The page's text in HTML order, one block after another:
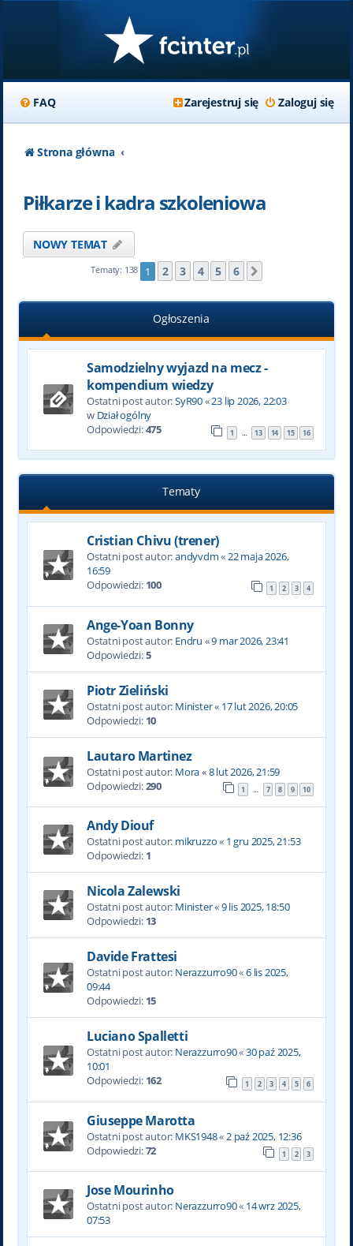
FAQ Zaloguj się
Zarejestruj się
Strona główna
Piłkarze i kadra szkoleniowa
NOWY TEMAT
Tematy: 138 1 2 3 4 5 6
Ogłoszenia
Samodzielny wyjazd na mecz -
kompendium wiedzy
Ostatni post autor:SyR90«23 lip 2026, 22:03
w Dział ogólny
Odpowiedzi:475 1 … 13 14 15 16
Tematy
Cristian Chivu (trener)
Ostatni post autor:andyvdm«22 maja 2026,
16:59
Odpowiedzi: 100 1 2 3 4
Ange-Yoan Bonny
Ostatni post autor: Endru «9 mar 2026, 23:41
Odpowiedzi:5
Piotr Zieliński
Ostatni post autor: Minister« 17 lut 2026, 20:05
Odpowiedzi: 10
Lautaro Martinez
Ostatni post autor: Mora«8 lut 2026, 21:59
Odpowiedzi:290 1 … 7 8 9 10
Andy Diouf
Ostatni post autor: mikruzzo« 1 gru 2025, 21:53
Odpowiedzi: 1
Nicola Zalewski
Ostatni post autor: Minister«9 lis 2025, 18:50
Odpowiedzi: 13
Davide Frattesi
Ostatni post autor: Nerazzurro90«6 lis 2025,
09:44
Odpowiedzi: 15
Luciano Spalletti
Ostatni post autor: Nerazzurro90«30 paź 2025,
10:01
Odpowiedzi: 162 1 2 3 4 5 6
Giuseppe Marotta
Ostatni post autor: MKS1948«2 paź 2025, 12:36
Odpowiedzi:72 1 2 3
Jose Mourinho
Ostatni post autor: Nerazzurro90« 14 wrz 2025,
07:53